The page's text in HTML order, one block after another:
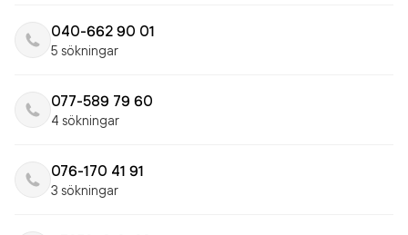
040-662 90 01
5 sökningar
077-589 79 60
4 sökningar
076-170 41 91
3 sökningar